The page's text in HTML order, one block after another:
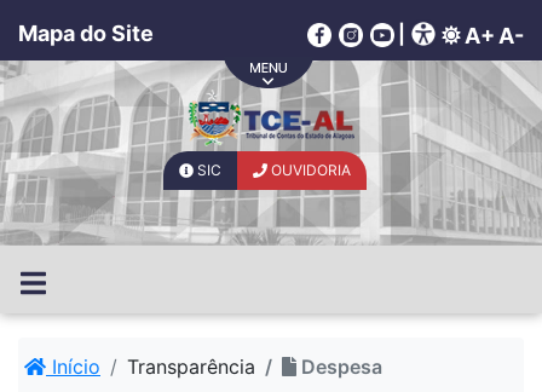
Mapa do Site A+ A-
SIC OUVIDORIA
Início Transparência Despesa